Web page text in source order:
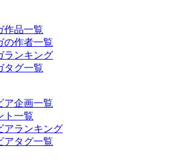
作品一覧
の作者一覧
ランキング
タグ一覧
ア企画一覧
ト一覧
アランキング
アタグ一覧